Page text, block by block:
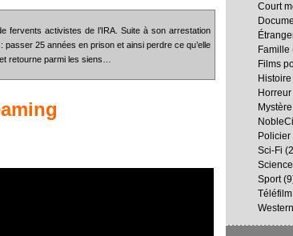
fervents activistes de l’IRA. Suite à son arrestation
25 années en prison et ainsi perdre ce qu’elle
retourne parmi les siens…
Court
Famille
Films
Histoire
Horreur
Mystère
Policier
Sci-Fi
Sport
Téléfilm
Western